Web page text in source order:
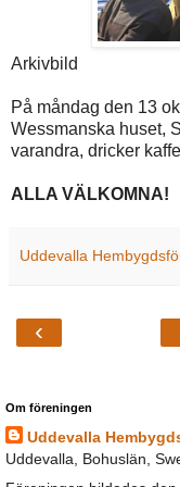
Arkivbild
På måndag den 13
Wessmanska huset,
varandra, dricker
ALLA VÄLKOMNA!
Uddevalla
‹
Om föreningen
Uddevalla
Uddevalla, Bohuslän,